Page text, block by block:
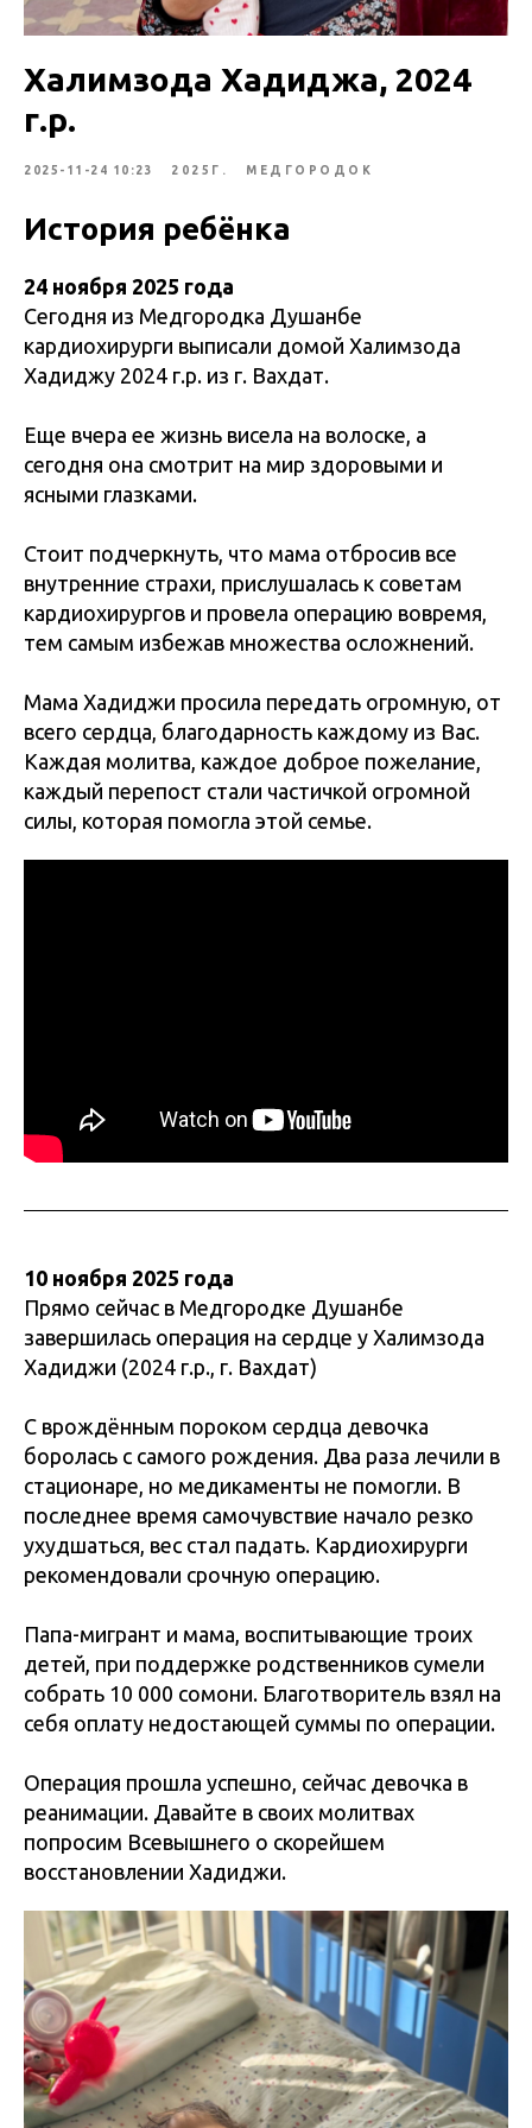
Халимзода Хадиджа, 2024
г.р.
2025-11-24 10:23 2025Г. МЕДГОРОДОК
История ребёнка
24 ноября 2025 года
Сегодня из Медгородка Душанбе
кардиохирурги выписали домой Халимзода
Хадиджу 2024 г.р. из г. Вахдат.
Еще вчера ее жизнь висела на волоске, а
сегодня она смотрит на мир здоровыми и
ясными глазками.
Стоит подчеркнуть, что мама отбросив все
внутренние страхи, прислушалась к советам
кардиохирургов и провела операцию вовремя,
тем самым избежав множества осложнений.
Мама Хадиджи просила передать огромную, от
всего сердца, благодарность каждому из Вас.
Каждая молитва, каждое доброе пожелание,
каждый перепост стали частичкой огромной
силы, которая помогла этой семье.
10 ноября 2025 года
Прямо сейчас в Медгородке Душанбе
завершилась операция на сердце у Халимзода
Хадиджи (2024 г.р., г. Вахдат)
С врождённым пороком сердца девочка
боролась с самого рождения. Два раза лечили в
стационаре, но медикаменты не помогли. В
последнее время самочувствие начало резко
ухудшаться, вес стал падать. Кардиохирурги
рекомендовали срочную операцию.
Папа-мигрант и мама, воспитывающие троих
детей, при поддержке родственников сумели
собрать 10 000 сомони. Благотворитель взял на
себя оплату недостающей суммы по операции.
Операция прошла успешно, сейчас девочка в
реанимации. Давайте в своих молитвах
попросим Всевышнего о скорейшем
восстановлении Хадиджи.